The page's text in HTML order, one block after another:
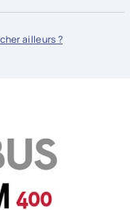
ailleurs ?